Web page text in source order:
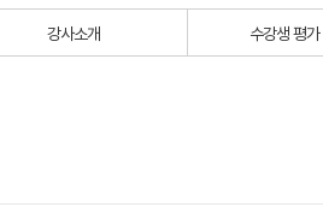
강사소개 수강생 평가